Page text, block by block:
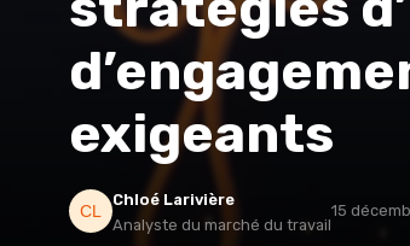
exigeants
Chloé Larivière
Analyste du marché du travail
15